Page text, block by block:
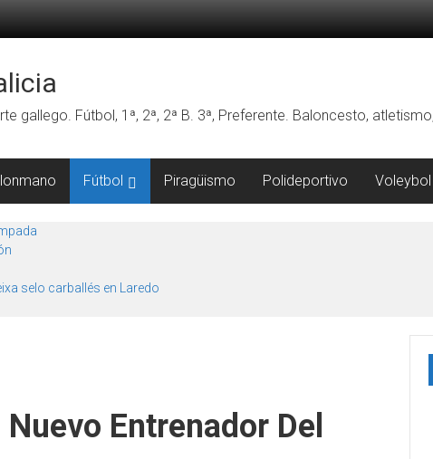
gallego. Fútbol, 1ª, 2ª, 2ª B. 3ª, Preferente. Baloncesto,
Fútbol Piragüismo Polideportivo Voleybol
selo carballés en Laredo
Entrenador Del